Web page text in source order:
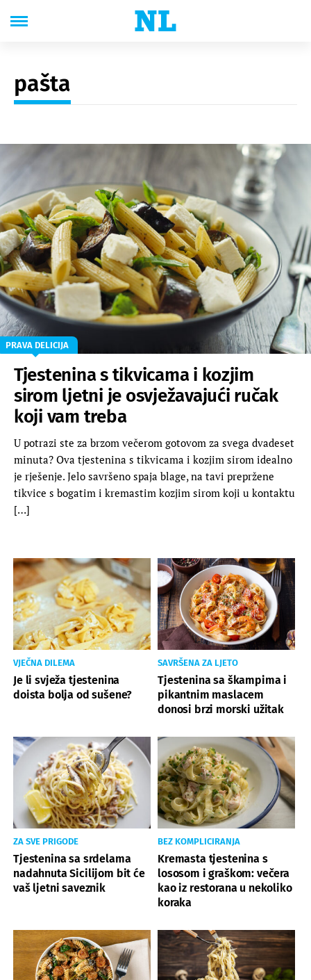
pašta
PRAVA DELICIJA
Tjestenina s tikvicama i kozjim
sirom ljetni je osvježavajući ručak
koji vam treba
U potrazi ste za brzom večerom gotovom za svega dvadeset
minuta? Ova tjestenina s tikvicama i kozjim sirom idealno
je rješenje. Jelo savršeno spaja blage, na tavi prepržene
tikvice s bogatim i kremastim kozjim sirom koji u kontaktu
[…]
VJEČNA DILEMA
Je li svježa tjestenina
doista bolja od sušene?
SAVRŠENA ZA LJETO
Tjestenina sa škampima i
pikantnim maslacem
donosi brzi morski užitak
ZA SVE PRIGODE
Tjestenina sa srdelama
nadahnuta Sicilijom bit će
vaš ljetni saveznik
BEZ KOMPLICIRANJA
Kremasta tjestenina s
lososom i graškom: večera
kao iz restorana u nekoliko
koraka